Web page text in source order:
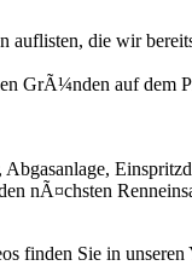
auflisten, die wir
GrÃ¼nden auf dem
Abgasanlage,
nÃ¤chsten
finden Sie in